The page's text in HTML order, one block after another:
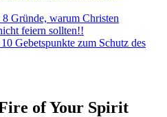
Gründe, warum Christen
feiern sollten!!
Gebetspunkte zum Schutz des
of Your Spirit